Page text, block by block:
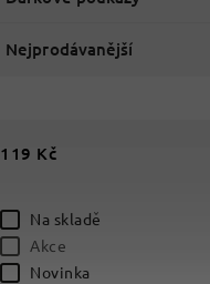
Nejprodávanější
119 Kč
Na skladě
Akce
Novinka